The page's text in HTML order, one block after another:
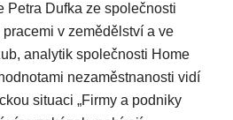
Petra Dufka ze společnosti
v zemědělství a ve
analytik společnosti Home
nezaměstnanosti vidí
situaci „Firmy a podniky